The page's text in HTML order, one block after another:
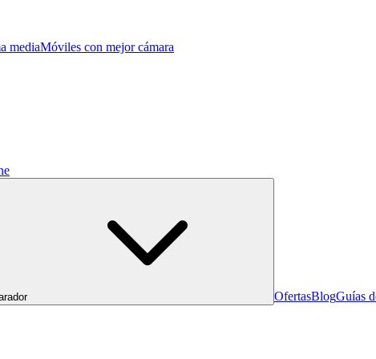
mediaMóviles con mejor cámara
OfertasBlogGuías